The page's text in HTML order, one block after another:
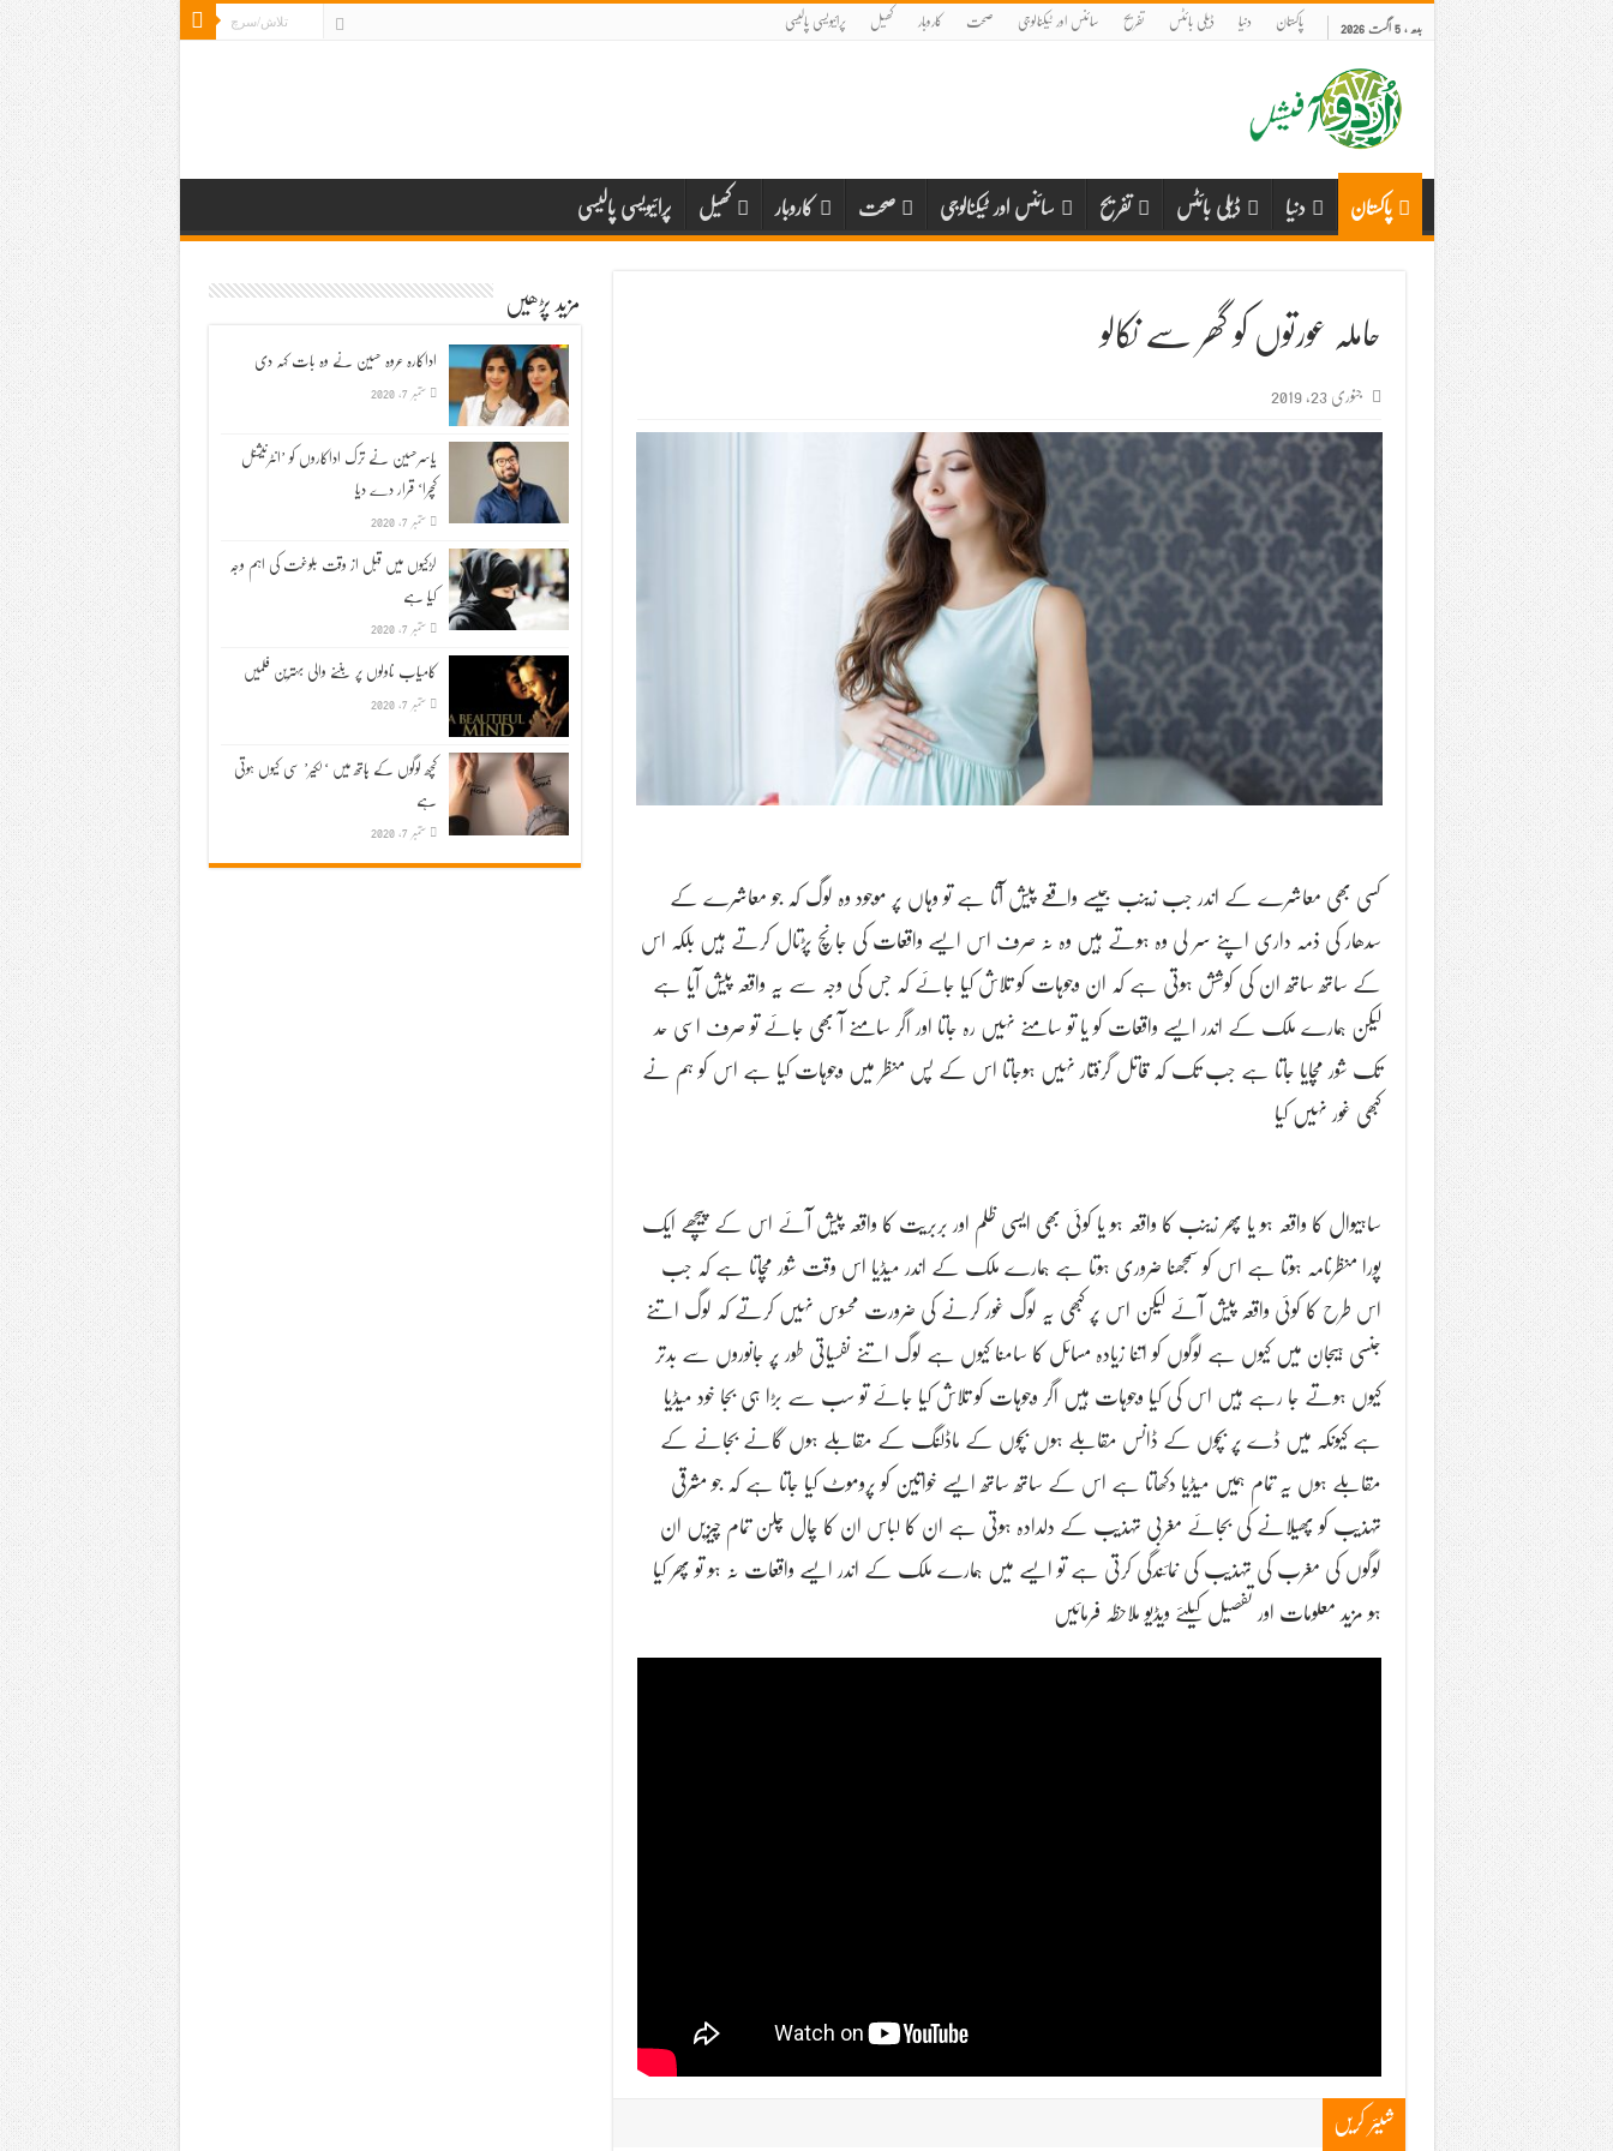
بدھ , 5 اگست 2026 پاکستان دنیا ڈیلی بائٹس تفریح سائنس اور ٹیکنالوجی صحت کاروبار کھیل پرائیویسی پالیسی
پاکستان دنیا ڈیلی بائٹس تفریح سائنس اور ٹیکنالوجی صحت کاروبار کھیل پرائیویسی پالیسی
حاملہ عورتوں کو گھر سے نکالو
جنوری 23, 2019
کسی بھی معاشرے کے اندر جب زینب جیسے واقعے پیش آتا ہے تو وہاں پر موجود وہ لوگ کہ جو معاشرے کے
سدھار کی ذمہ داری اپنے سر لی وہ ہوتے ہیں وہ نہ صرف اس ایسے واقعات کی جانچ پڑتال کرتے ہیں بلکہ اس
کے ساتھ ساتھ ان کی کوشش ہوتی ہے کہ ان وجوہات کو تلاش کیا جائے کہ جس کی وجہ سے یہ واقعہ پیش آیا ہے
لیکن ہمارے ملک کے اندر ایسے واقعات کو یا تو سامنے نہیں رہ جاتا اور اگر سامنے آ بھی جائے تو صرف اسی حد
تک شور مچایا جاتا ہے جب تک کہ قاتل گرفتار نہیں ہوجاتا اس کے پس منظر میں وجوہات کیا ہے اس کو ہم نے
کبھی غور نہیں کیا
ساہیوال کا واقعہ ہو یا پھر زینب کا واقعہ ہو یا کوئی بھی ایسی ظلم اور بربریت کا واقعہ پیش آئے اس کے پیچھے ایک
پورا منظرنامہ ہوتا ہے اس کو سمجھنا ضروری ہوتا ہے ہمارے ملک کے اندر میڈیا اس وقت شور مچاتا ہے کہ جب
اس طرح کا کوئی واقعہ پیش آئے لیکن اس پر کبھی یہ لوگ غور کرنے کی ضرورت محسوس نہیں کرتے کہ لوگ اتنے
جنسی ہیجان میں کیوں ہے لوگوں کو اتنا زیادہ مسائل کا سامنا کیوں ہے لوگ اتنے نفسیاتی طور پر جانوروں سے بدتر
کیوں ہوتے جا رہے ہیں اس کی کیا وجوہات ہیں اگر وجوہات کو تلاش کیا جائے تو سب سے بڑا ہی بجا خود میڈیا
ہے کیونکہ میں ڈے پر بچوں کے ڈانس مقابلے ہوں بچوں کے ماڈلنگ کے مقابلے ہوں گانے بجانے کے
مقابلے ہوں یہ تمام ہمیں میڈیا دکھاتا ہے اس کے ساتھ ساتھ ایسے خواتین کو پروموٹ کیا جاتا ہے کہ جو مشرقی
تہذیب کو پھیلانے کی بجائے مغربی تہذیب کے دلدادہ ہوتی ہے ان کا لباس ان کا چال چلن تمام چیزیں ان
لوگوں کی مغرب کی تہذیب کی نمائندگی کرتی ہے تو ایسے میں ہمارے ملک کے اندر ایسے واقعات نہ ہو تو پھر کیا
ہو مزید معلومات اور تفصیل کیلئے ویڈیو ملاحظہ فرمائیں
شیئر کریں
مزید پڑھیں
اداکارہ عروہ حسین نے وہ بات کہہ دی
ستمبر 7, 2020
یاسرحسین نے ترک اداکاروں کو ’انٹرنیشنل
کچرا‘ قرار دے دیا
ستمبر 7, 2020
لڑکیوں میں قبل از وقت بلوغت کی اہم وجہ
کیا ہے
ستمبر 7, 2020
کامیاب ناولوں پر بننے والی بہترین فلمیں
ستمبر 7, 2020
کچھ لوگوں کے ہاتھ میں ‘لکیر’ سی کیوں ہوتی
ہے
ستمبر 7, 2020